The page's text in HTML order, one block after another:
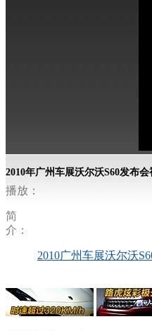
2010年广州车展沃尔沃S60发布
播放：
简
介：
2010广州车展沃尔沃